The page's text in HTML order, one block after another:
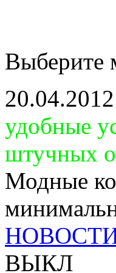
Выберите
20.04.2012
удобные
штучных
Модные
ВЫКЛ